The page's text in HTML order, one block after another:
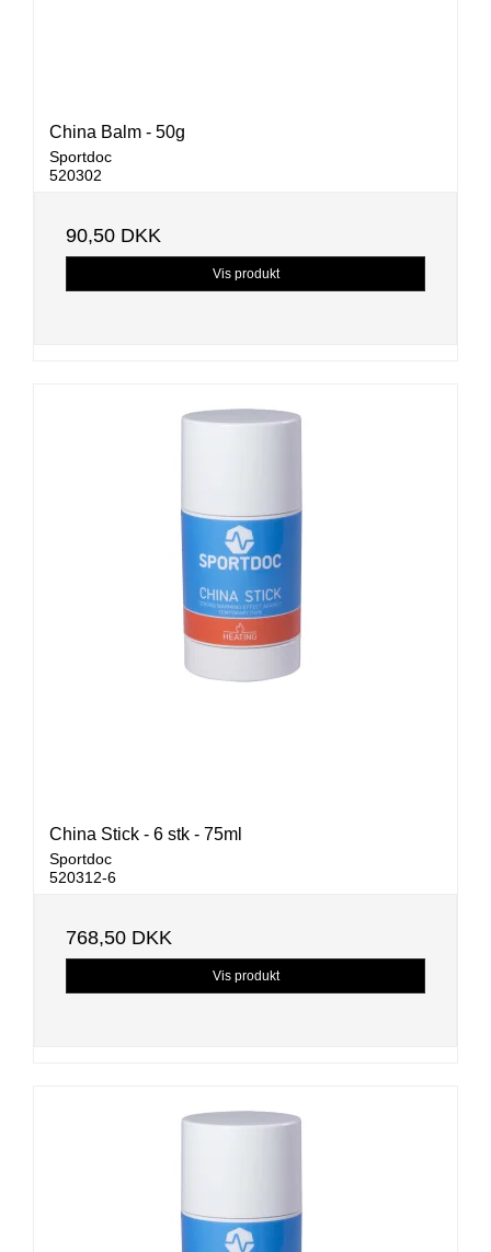
China Balm - 50g
Sportdoc
520302
90,50 DKK
Vis produkt
China Stick - 6 stk - 75ml
Sportdoc
520312-6
768,50 DKK
Vis produkt